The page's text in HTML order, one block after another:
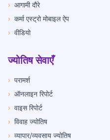
› आगामी दौरे
› कर्मा एस्ट्रो मोबाइल ऐप
› वीडियो
ज्योतिष सेवाएँ
› परामर्श
› ऑनलाइन रिपोर्ट
› वाइस रिपोर्ट
› विवाह ज्योतिष
› व्यापार/व्यवसाय ज्योतिष